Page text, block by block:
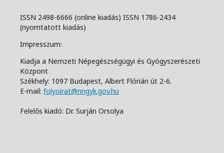
ISSN 2498-6666 (online kiadás) ISSN 1786-2434
(nyomtatott kiadás)
Impresszum:
Kiadja a Nemzeti Népegészségügyi és Gyógyszerészeti
Központ
Székhely: 1097 Budapest, Albert Flórián út 2-6.
E-mail: folyoirat@nngyk.gov.hu
Felelős kiadó: Dr. Surján Orsolya